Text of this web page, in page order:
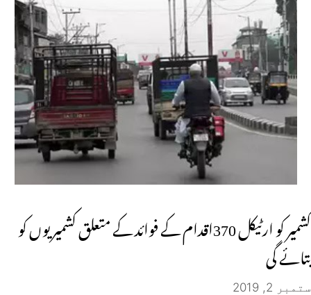
کشمیر کو ارٹیکل 370اقدام کے فوائد کے متعلق کشمیریوں کو
بتائے گی
ستمبر 2, 2019